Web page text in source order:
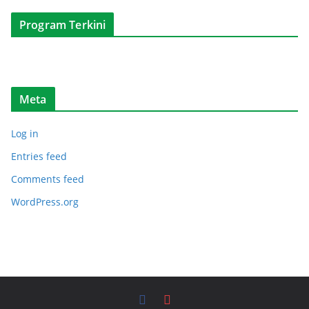
r
k
e
l
Program Terkini
Meta
Log in
Entries feed
Comments feed
WordPress.org